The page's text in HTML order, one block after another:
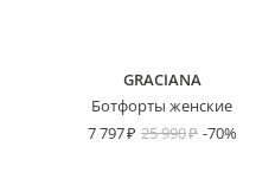
GRACIANA
Ботфорты женские
7 797
25 990 -70%